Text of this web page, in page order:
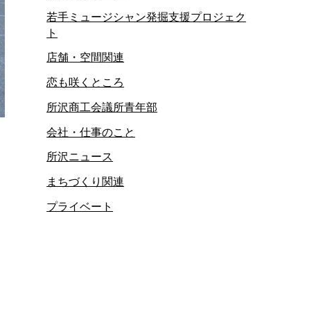
若手ミュージシャン発掘支援プロジェク
ト
店舗・空間関連
恋も咲くところ
所沢商工会議所青年部
会社・仕事のこと
所沢ニュース
まちづくり関連
プライベート